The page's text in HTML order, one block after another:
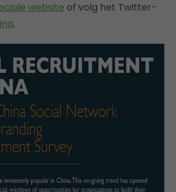
website of volg het Twitter-
.